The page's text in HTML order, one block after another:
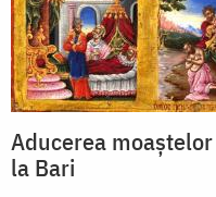
Aducerea
la Bari